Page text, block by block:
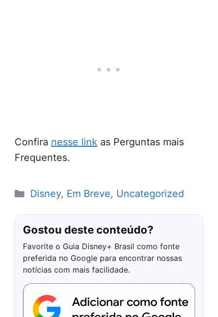
Confira nesse link as Perguntas mais
Frequentes.
Categorias
Disney, Em Breve, Uncategorized
Gostou deste conteúdo?
Favorite o Guia Disney+ Brasil como fonte
preferida no Google para encontrar nossas
notícias com mais facilidade.